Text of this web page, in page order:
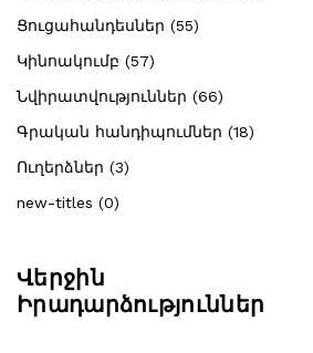
Ցուցահանդեսներ (55)
Կինոակումբ (57)
Նվիրատվություններ (66)
Գրական հանդիպումներ (18)
Ուղերձներ (3)
new-titles (0)
Վերջին
Իրադարձություններ